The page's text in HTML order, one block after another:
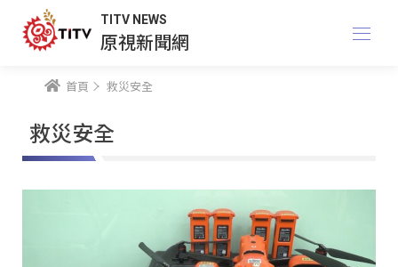
TITV NEWS
原視新聞網
首頁 救災安全
救災安全